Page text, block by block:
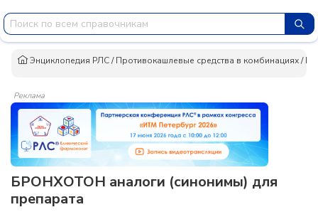
Энциклопедия РЛС/Противокашлевые средства в комбинациях/
Реклама
БРОНХОТОН аналоги (синонимы) для
препарата